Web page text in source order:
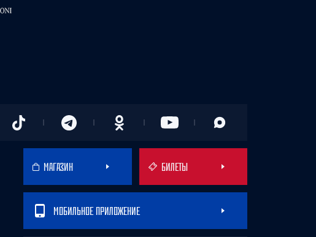
МАГАЗИН БИЛЕТЫ
МОБИЛЬНОЕ ПРИЛОЖЕНИЕ